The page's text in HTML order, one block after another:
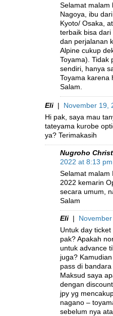
Selamat malam
Nagoya, ibu
Kyoto/ Osaka,
terbaik bisa
dan perjalanan
Alpine cukup
Toyama). Tidak
sendiri, hanya
Toyama karena
Salam.
Eli | November 19,
Hi pak, saya mau
tateyama kurobe
ya? Terimakasih
Nugroho
2022 at 8:13 pm
Selamat malam
2022 kemarin
secara umum,
Salam
Eli |
Untuk day
pak? Apakah
untuk advance
juga?
pass di
Maksud saya
dengan
jpy yg
nagano –
sebelum nya